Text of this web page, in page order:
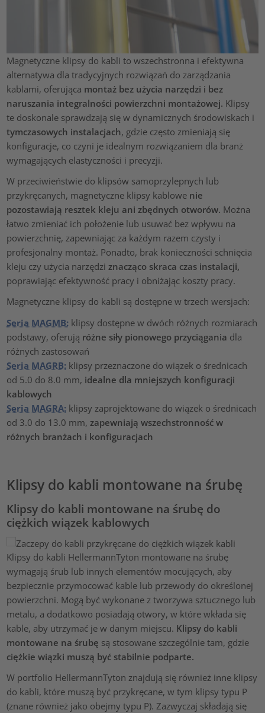
Magnetyczne klipsy do kabli to wszechstronna i efektywna
alternatywa dla tradycyjnych rozwiązań do zarządzania
kablami, oferująca montaż bez użycia narzędzi i bez
naruszania integralności powierzchni montażowej. Klipsy
te doskonale sprawdzają się w dynamicznych środowiskach i
tymczasowych instalacjach, gdzie często zmieniają się
konfiguracje, co czyni je idealnym rozwiązaniem dla branż
wymagających elastyczności i precyzji.
W przeciwieństwie do klipsów samoprzylepnych lub
przykręcanych, magnetyczne klipsy kablowe nie
pozostawiają resztek kleju ani zbędnych otworów. Można
łatwo zmieniać ich położenie lub usuwać bez wpływu na
powierzchnię, zapewniając za każdym razem czysty i
profesjonalny montaż. Ponadto, brak konieczności schnięcia
kleju czy użycia narzędziznacząco skraca czas instalacji,
poprawiając efektywność pracy i obniżając koszty pracy.
Magnetyczne klipsy do kabli są dostępne w trzech wersjach:
Seria MAGMB: klipsy dostępne w dwóch różnych rozmiarach
podstawy, oferują różne siły pionowego przyciągania dla
różnych zastosowań
Seria MAGRB: klipsy przeznaczone do wiązek o średnicach
od 5.0 do 8.0 mm, idealne dla mniejszych konfiguracji
kablowych
Seria MAGRA: klipsy zaprojektowane do wiązek o średnicach
od 3.0 do 13.0 mm, zapewniają wszechstronność w
różnych branżach i konfiguracjach
Klipsy do kabli montowane na śrubę
Klipsy do kabli montowane na śrubę do
ciężkich wiązek kablowych
Klipsy do kabli HellermannTyton montowane na śrubę
wymagają śrub lub innych elementów mocujących, aby
bezpiecznie przymocować kable lub przewody do określonej
powierzchni. Mogą być wykonane z tworzywa sztucznego lub
metalu, a dodatkowo posiadają otwory, w które wkłada się
kable, aby utrzymać je w danym miejscu. Klipsy do kabli
montowane na śrubę są stosowane szczególnie tam, gdzie
ciężkie wiązki muszą być stabilnie podparte.
W portfolio HellermannTyton znajdują się również inne klipsy
do kabli, które muszą być przykręcane, w tym klipsy typu P
(znane również jako obejmy typu P). Zazwyczaj składają się